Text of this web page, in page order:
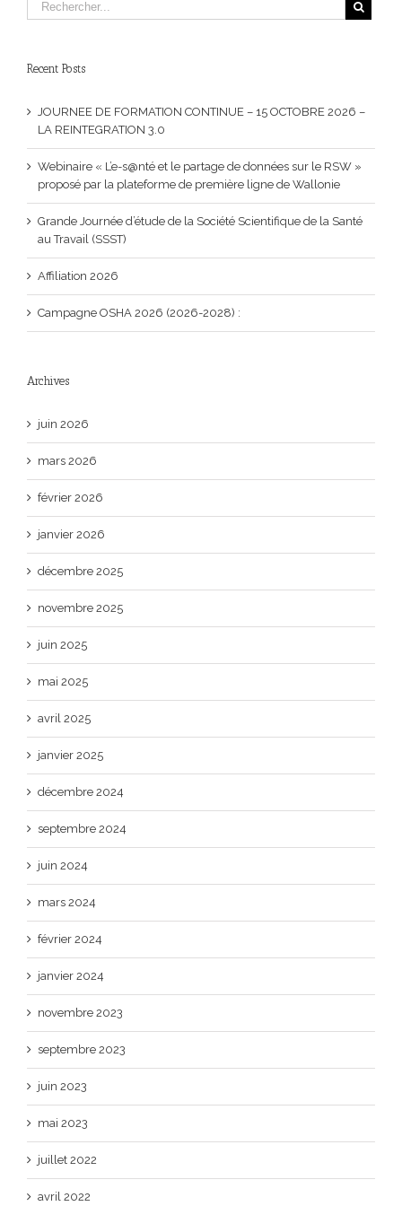
Recent Posts
JOURNEE DE FORMATION CONTINUE – 15 OCTOBRE 2026 –
LA REINTEGRATION 3.0
Webinaire « L’e-s@nté et le partage de données sur le RSW »
proposé par la plateforme de première ligne de Wallonie
Grande Journée d’étude de la Société Scientifique de la Santé
au Travail (SSST)
Affiliation 2026
Campagne OSHA 2026 (2026-2028) :
Archives
juin 2026
mars 2026
février 2026
janvier 2026
décembre 2025
novembre 2025
juin 2025
mai 2025
avril 2025
janvier 2025
décembre 2024
septembre 2024
juin 2024
mars 2024
février 2024
janvier 2024
novembre 2023
septembre 2023
juin 2023
mai 2023
juillet 2022
avril 2022